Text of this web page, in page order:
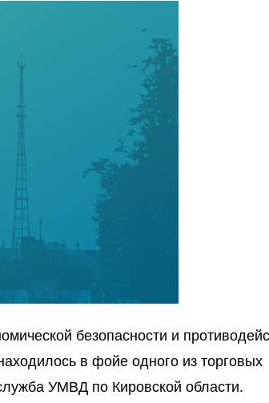
безопасности и
в фойе одного из торговых
УМВД по Кировской области.